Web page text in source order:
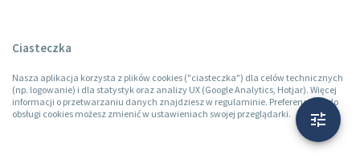
Ciasteczka
Nasza aplikacja korzysta z plików cookies ("ciasteczka") dla celów technicznych
(np. logowanie) i dla statystyk oraz analizy UX (Google Analytics, Hotjar). Więcej
informacji o przetwarzaniu danych znajdziesz w regulaminie. Preferencje co do
obsługi cookies możesz zmienić w ustawieniach swojej przeglądarki.